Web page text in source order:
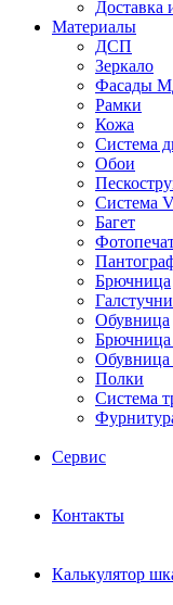
Доставка
Материалы
ДСП
Зеркало
Фасады
Рамки
Кожа
Система
Обои
Система
Багет
Брючница
Обувница
Брючница
Обувница
Полки
Система
Сервис
Контакты
Калькулятор